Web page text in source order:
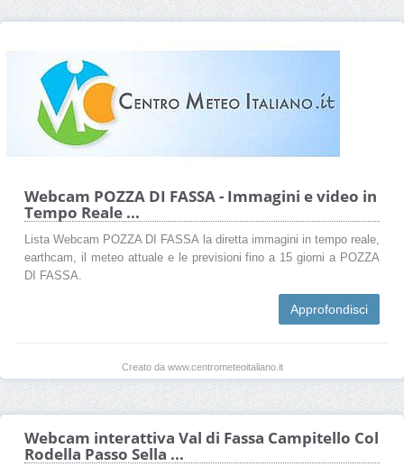
Webcam POZZA DI FASSA - Immagini e video in
Tempo Reale ...
Lista Webcam POZZA DI FASSA la diretta immagini in tempo reale,
earthcam, il meteo attuale e le previsioni fino a 15 giorni a POZZA
DI FASSA.
Approfondisci
Creato da www.centrometeoitaliano.it
Webcam interattiva Val di Fassa Campitello Col
Rodella Passo Sella ...